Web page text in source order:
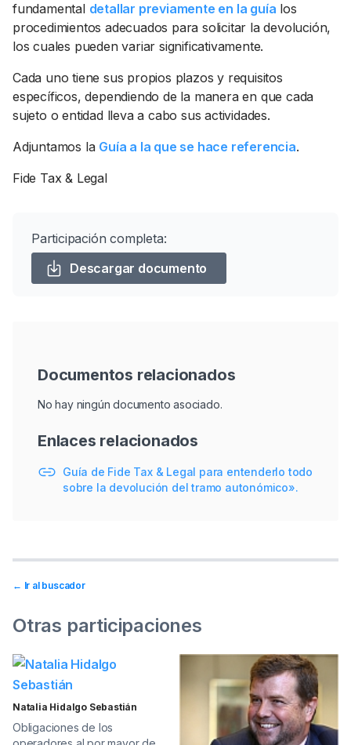
fundamental detallar previamente en la guía los
procedimientos adecuados para solicitar la devolución,
los cuales pueden variar significativamente.
Cada uno tiene sus propios plazos y requisitos
específicos, dependiendo de la manera en que cada
sujeto o entidad lleva a cabo sus actividades.
Adjuntamos la Guía a la que se hace referencia.
Fide Tax & Legal
Participación completa:
Descargar documento
Documentos relacionados
No hay ningún documento asociado.
Enlaces relacionados
Guía de Fide Tax & Legal para entenderlo todo
sobre la devolución del tramo autonómico».
← Ir al buscador
Otras participaciones
Natalia Hidalgo Sebastián
Obligaciones de los